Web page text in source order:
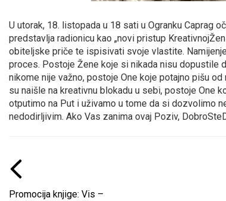
U utorak, 18. listopada u 18 sati u Ogranku Caprag
predstavlja radionicu kao „novi pristup
obiteljske priče te ispisivati svoje vlastite.
proces. Postoje Žene koje si nikada nisu dopustile
nikome nije važno, postoje One koje potajno pišu
su naišle na kreativnu blokadu u sebi, postoje One
otputimo na Put i uživamo u tome da si dozvolimo
nedodirljivim. Ako Vas zanima ovaj Poziv,
Promocija knjige: Vis –